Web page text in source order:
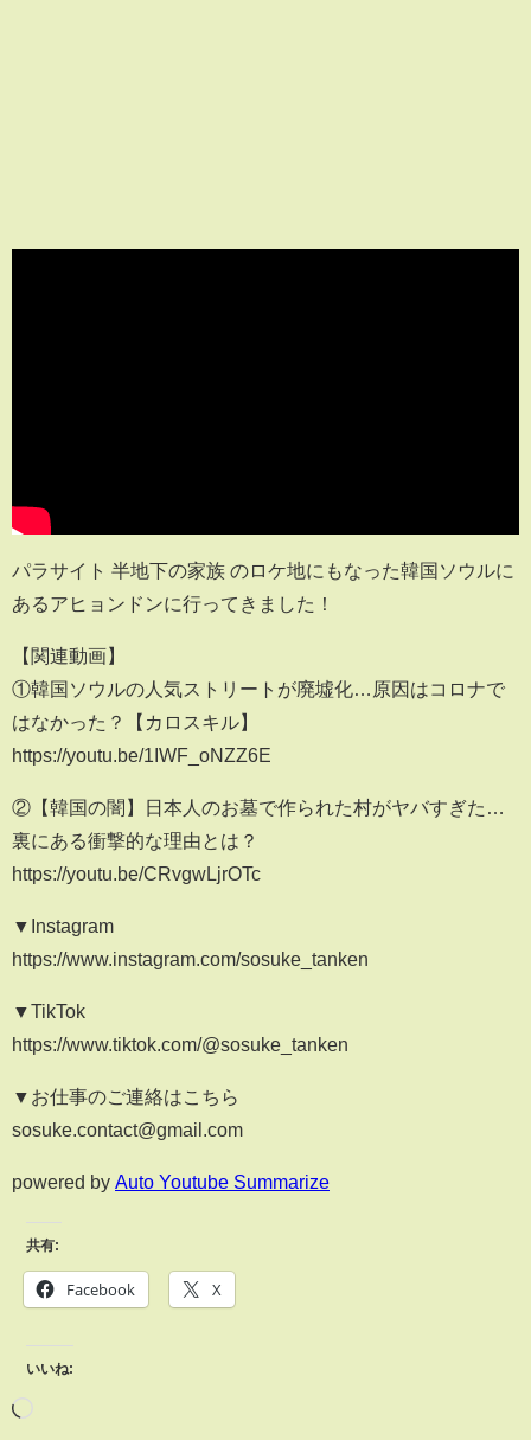
パラサイト 半地下の家族 のロケ地にもなった韓国ソウルに
あるアヒョンドンに行ってきました！
【関連動画】
①韓国ソウルの人気ストリートが廃墟化…原因はコロナで
はなかった？【カロスキル】
https://youtu.be/1IWF_oNZZ6E
②【韓国の闇】日本人のお墓で作られた村がヤバすぎた…
裏にある衝撃的な理由とは？
https://youtu.be/CRvgwLjrOTc
▼Instagram
https://www.instagram.com/sosuke_tanken
▼TikTok
https://www.tiktok.com/@sosuke_tanken
▼お仕事のご連絡はこちら
sosuke.contact@gmail.com
powered by Auto Youtube Summarize
共有:
Facebook X
いいね: